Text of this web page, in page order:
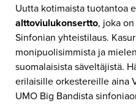
Uutta kotimaista tuotantoa
alttoviulukonsertto, joka
Sinfonian yhteistilaus.
monipuolisimmista ja
suomalaisista säveltäjistä.
erilaisille orkestereille aina
UMO Big Bandista